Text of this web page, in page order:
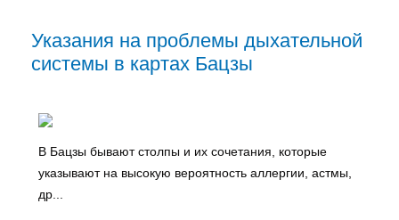
Указания на проблемы дыхательной
системы в картах Бацзы
В Бацзы бывают столпы и их сочетания, которые
указывают на высокую вероятность аллергии, астмы,
др...